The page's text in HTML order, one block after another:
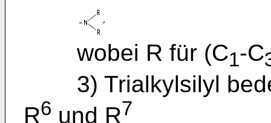
wobei R für (C1-C
3) Trialkylsilyl
R6 und R7